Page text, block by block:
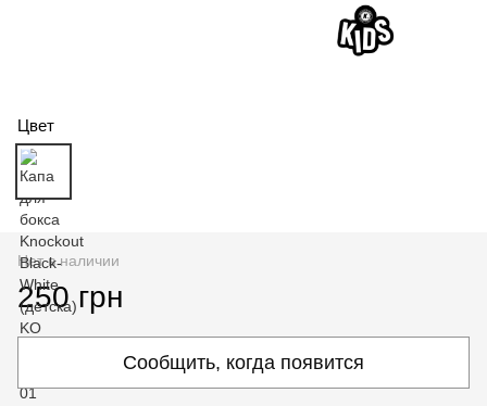
Цвет
Нет в наличии
250 грн
Сообщить, когда появится